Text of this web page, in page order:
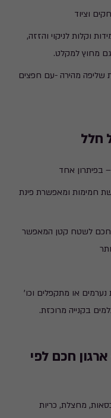
וציוד
וקלות לניקוי והזזה,
מחוץ למקלט.
שליפה מהירה -עם חפצים
חלל
בפיתרון אחד
חמימות ומאפשרת פינת
חכם לשטח קטן המאפשר
נערמים או מתקפלים וכו'
בקנייה מרוכזת.
חכם לפי
מחצלת, כריות